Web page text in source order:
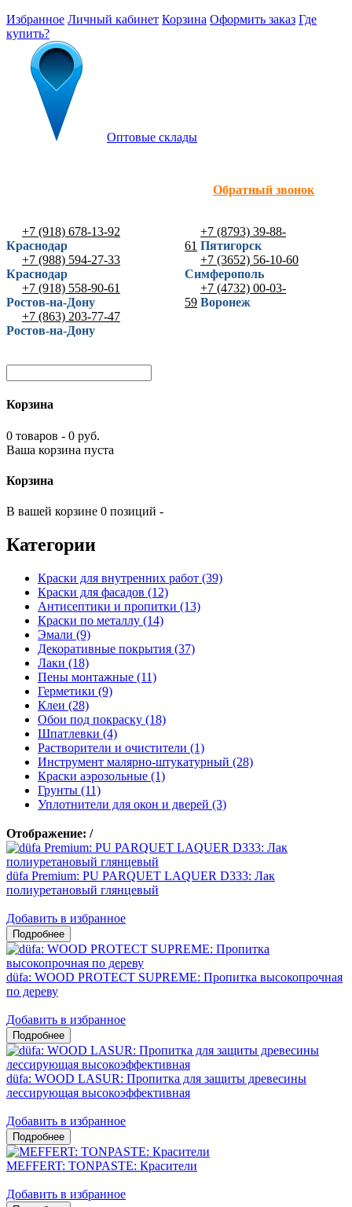
Избранное Личный кабинет Корзина Оформить заказ Где
купить?
Оптовые склады
Обратный звонок
+7 (918) 678-13-92
Краснодар
+7 (988) 594-27-33
Краснодар
+7 (918) 558-90-61
Ростов-на-Дону
+7 (863) 203-77-47
Ростов-на-Дону
+7 (8793) 39-88-
61 Пятигорск
+7 (3652) 56-10-60
Симферополь
+7 (4732) 00-03-
59 Воронеж
Корзина
0 товаров - 0 руб.
Ваша корзина пуста
Корзина
В вашей корзине 0 позиций -
Категории
Краски для внутренних работ (39)
Краски для фасадов (12)
Антисептики и пропитки (13)
Краски по металлу (14)
Эмали (9)
Декоративные покрытия (37)
Лаки (18)
Пены монтажные (11)
Герметики (9)
Клеи (28)
Обои под покраску (18)
Шпатлевки (4)
Растворители и очистители (1)
Инструмент малярно-штукатурный (28)
Краски аэрозольные (1)
Грунты (11)
Уплотнители для окон и дверей (3)
Отображение: /
düfa Premium: PU PARQUET LAQUER D333: Лак
полиуретановый глянцевый
Добавить в избранное
düfa: WOOD PROTECT SUPREME: Пропитка высокопрочная
по дереву
Добавить в избранное
düfa: WOOD LASUR: Пропитка для защиты древесины
лессирующая высокоэффективная
Добавить в избранное
MEFFERT: TONPASTE: Красители
Добавить в избранное